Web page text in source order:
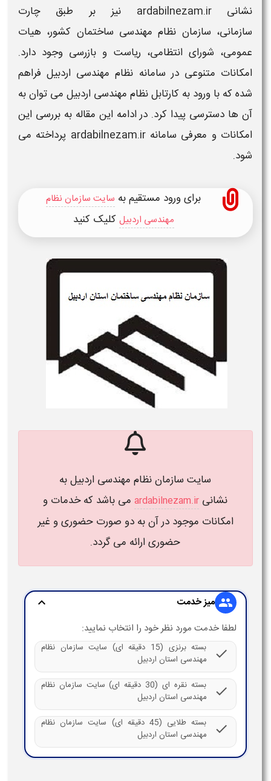
نشانیardabilnezam.ir نیز بر طبق چارت
سازمانی، سازمان نظام مهندسی ساختمان کشور، هیات
عمومی، شورای انتظامی، ریاست و بازرسی وجود دارد.
امکانات متنوعی در سامانه نظام مهندسی اردبیلفراهم
شده که با ورود به کارتابل نظام مهندسی اردبیل می‌ توان به
آن‌ ها دسترسی پیدا کرد. در ادامه این مقاله به بررسی این
امکانات و معرفی سامانهardabilnezam.ir پرداخته می‌
شود.
برای ورود مستقیم به سایت سازمان نظام
مهندسی اردبیل کلیک کنید
سایت سازمان نظام مهندسی اردبیل به
نشانی ardabilnezam.ir می باشد که خدمات و
امکانات موجود در آن به دو صورت حضوری و غیر
حضوری ارائه می گردد.
group میز خدمت expand_more
لطفا خدمت مورد نظر خود را انتخاب نمایید:
check
بسته برنزی (15 دقیقه ای) سایت سازمان نظام
مهندسی استان اردبیل
check
بسته نقره ای (30 دقیقه ای) سایت سازمان نظام
مهندسی استان اردبیل
check
بسته طلایی (45 دقیقه ای) سایت سازمان نظام
مهندسی استان اردبیل